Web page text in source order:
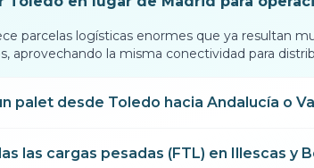
parcelas logísticas enormes que ya resultan
aprovechando la misma conectividad para
palet desde Toledo hacia Andalucía o
las cargas pesadas (FTL) en Illescas y